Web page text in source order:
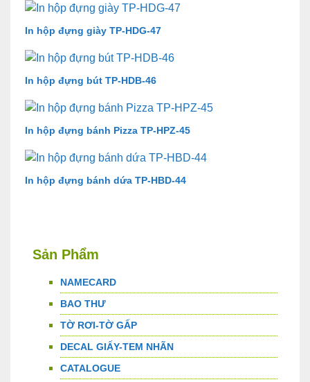
In hộp đựng giày TP-HDG-47
In hộp đựng bút TP-HDB-46
In hộp đựng bánh Pizza TP-HPZ-45
In hộp đựng bánh dứa TP-HBD-44
Sản Phẩm
NAMECARD
BAO THƯ
TỜ RƠI-TỜ GẤP
DECAL GIẤY-TEM NHÃN
CATALOGUE